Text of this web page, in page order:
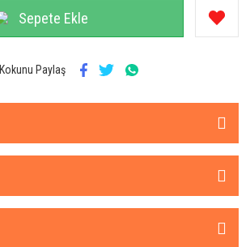
Sepete Ekle
Kokunu Paylaş